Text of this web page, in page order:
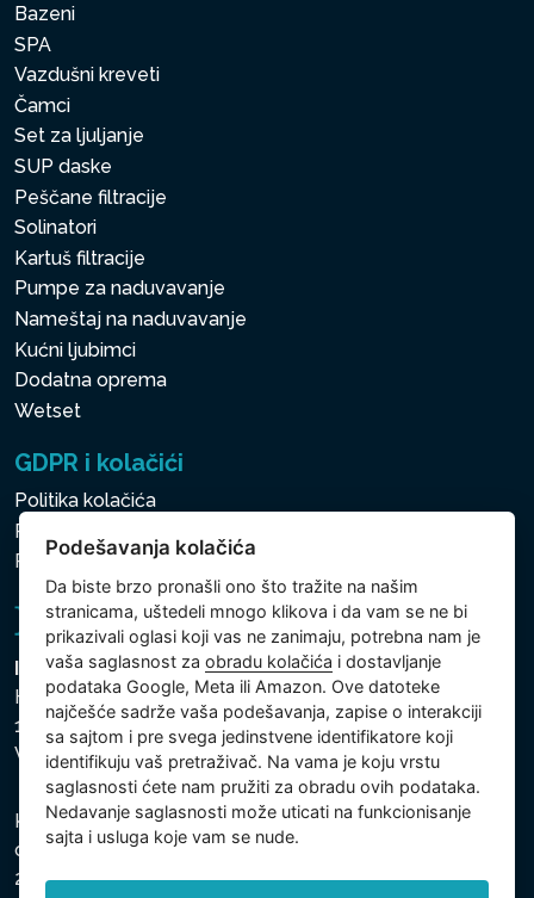
Bazeni
SPA
Vazdušni kreveti
Čamci
Set za ljuljanje
SUP daske
Peščane filtracije
Solinatori
Kartuš filtracije
Pumpe za naduvavanje
Nameštaj na naduvavanje
Kućni ljubimci
Dodatna oprema
Wetset
GDPR i kolačići
Politika kolačića
Politika zaštite ličnih i drugih obrađivanih podataka
Politika kolačića
Intex Trading, s.r.o.
Hradecká 2526/3
130 00 Praha 3
Vinohrady - Česká republika
Kompanija je registrovana u Opštinskom sudu u Pragu,
odeljak C, uložak 74759, Identifikacioni broj kompanije:
26150808, Poreski identifikacioni broj: CZ26150808.
Podešavanja kolačića
Da biste brzo pronašli ono što tražite na našim
stranicama, uštedeli mnogo klikova i da vam se ne bi
prikazivali oglasi koji vas ne zanimaju, potrebna nam je
vaša saglasnost zaobradu kolačića i dostavljanje
podataka Google, Meta ili Amazon. Ove datoteke
najčešće sadrže vaša podešavanja, zapise o interakciji
sa sajtom i pre svega jedinstvene identifikatore koji
identifikuju vaš pretraživač. Na vama je koju vrstu
saglasnosti ćete nam pružiti za obradu ovih podataka.
Nedavanje saglasnosti može uticati na funkcionisanje
sajta i usluga koje vam se nude.